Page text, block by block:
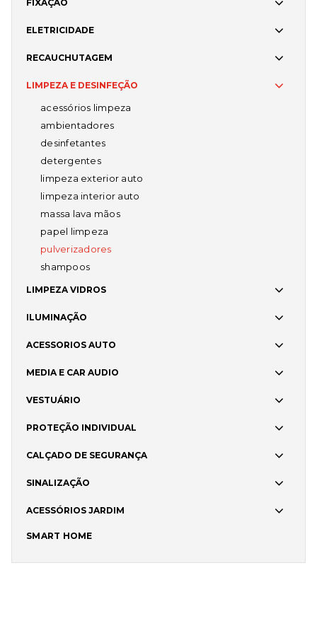
FIXAÇÃO
ELETRICIDADE
RECAUCHUTAGEM
LIMPEZA E DESINFEÇÃO
acessórios limpeza
ambientadores
desinfetantes
detergentes
limpeza exterior auto
limpeza interior auto
massa lava mãos
papel limpeza
pulverizadores
shampoos
LIMPEZA VIDROS
ILUMINAÇÃO
ACESSORIOS AUTO
MEDIA E CAR AUDIO
VESTUÁRIO
PROTEÇÃO INDIVIDUAL
CALÇADO DE SEGURANÇA
SINALIZAÇÃO
ACESSÓRIOS JARDIM
SMART HOME